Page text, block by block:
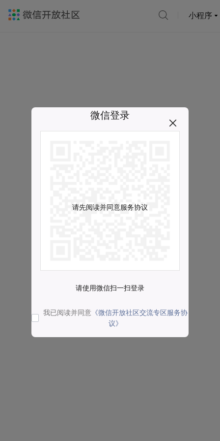
小程序
微信登录
请先阅读并同意服务协议
请使用微信扫一扫登录
我已阅读并同意 《微信开放社区交流专区服务协
议》